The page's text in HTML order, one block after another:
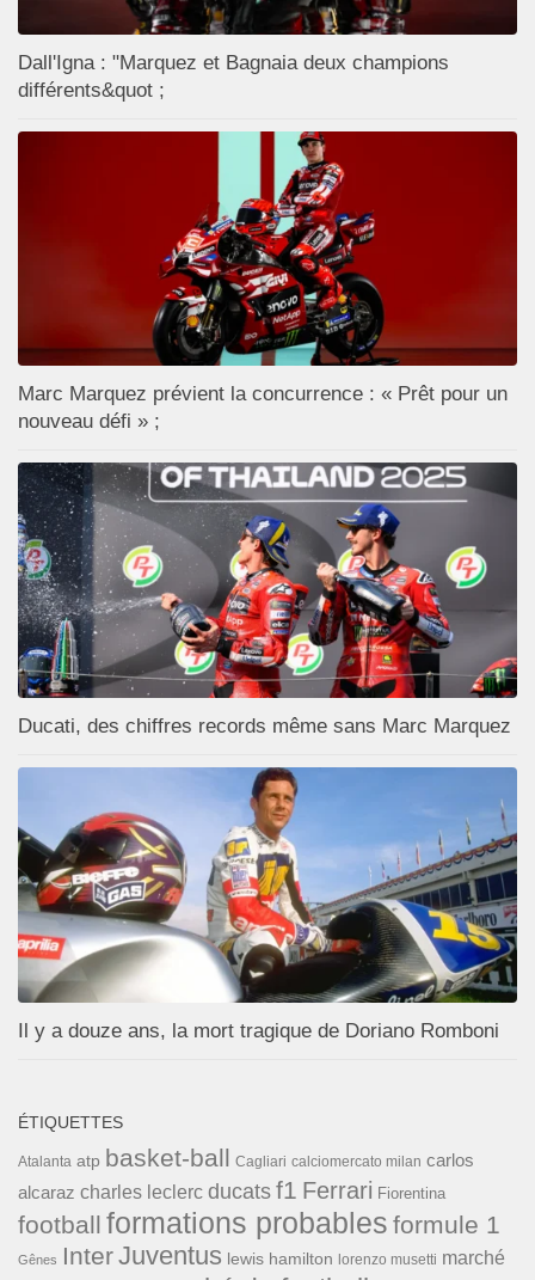
Dall'Igna : "Marquez et Bagnaia deux champions
différents&quot ;
Marc Marquez prévient la concurrence : « Prêt pour un
nouveau défi » ;
Ducati, des chiffres records même sans Marc Marquez
Il y a douze ans, la mort tragique de Doriano Romboni
ÉTIQUETTES
Atalanta atp basket-ball Cagliari calciomercato milan carlos
alcaraz charles leclerc ducats f1 Ferrari Fiorentina
football formations probables formule 1
Gênes InterJuventus lewis hamilton lorenzo musetti marché